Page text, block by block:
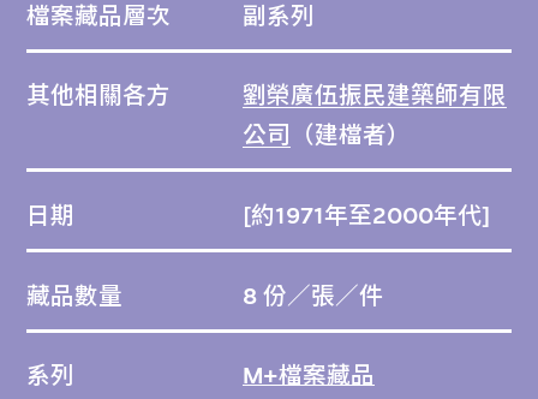
檔案藏品層次 副系列
其他相關各方
劉榮廣伍振民建築師有限
公司
（建檔者）
日期 [約1971年至2000年代]
藏品數量 8 份／張／件
系列 M+檔案藏品